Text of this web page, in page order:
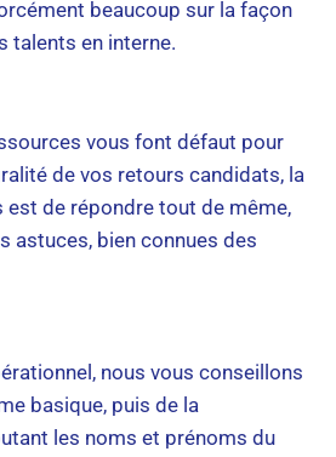
beaucoup sur la façon
talents en interne.
vous font défaut pour
de vos retours candidats, la
est de répondre tout de même,
astuces, bien connues des
nous vous conseillons
basique, puis de la
les noms et prénoms du